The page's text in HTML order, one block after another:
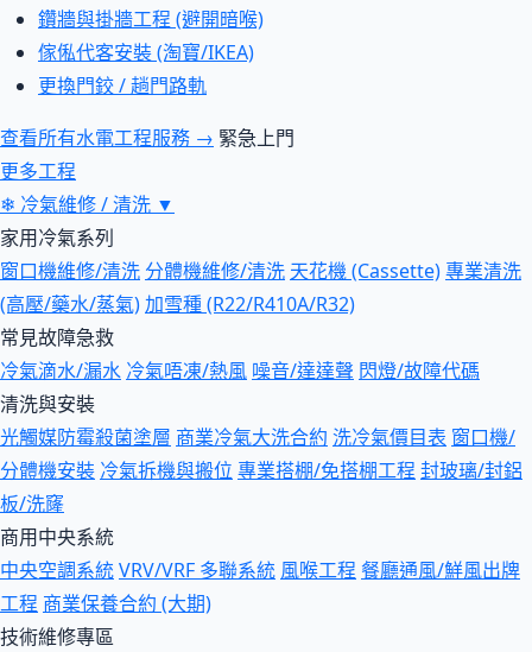
鑽牆與掛牆工程 (避開暗喉)
傢俬代客安裝 (淘寶/IKEA)
更換門鉸 / 趟門路軌
查看所有水電工程服務 → 緊急上門
更多工程
❄ 冷氣維修 / 清洗 ▼
家用冷氣系列
窗口機維修/清洗 分體機維修/清洗 天花機 (Cassette)專業清洗
(高壓/藥水/蒸氣)加雪種 (R22/R410A/R32)
常見故障急救
冷氣滴水/漏水 冷氣唔凍/熱風 噪音/達達聲 閃燈/故障代碼
清洗與安裝
光觸媒防霉殺菌塗層 商業冷氣大洗合約 洗冷氣價目表 窗口機/
分體機安裝 冷氣拆機與搬位 專業搭棚/免搭棚工程 封玻璃/封鋁
板/洗窿
商用中央系統
中央空調系統VRV/VRF 多聯系統 風喉工程 餐廳通風/鮮風出牌
工程 商業保養合約 (大期)
技術維修專區